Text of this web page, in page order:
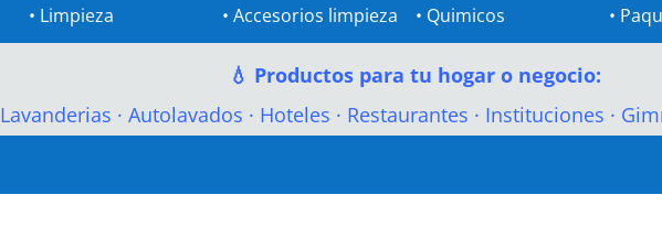
• Limpieza
•Accesorios limpieza
• Quimicos
•
💧 Productos para tu hogar o negocio:
Lavanderias · Autolavados · Hoteles · Restaurantes · Instituciones ·